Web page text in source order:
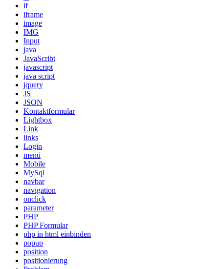
if
iframe
image
IMG
Input
java
JavaScribt
javascript
java script
jquery
JS
JSON
Kontaktformular
Lightbox
Link
links
Login
menü
Mobile
MySql
navbar
navigation
onclick
parameter
PHP
PHP Formular
php in html einbinden
popup
position
positionierung